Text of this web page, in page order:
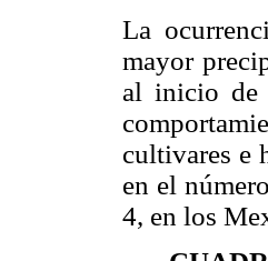
La
mayor
al inicio de
cultivares e
en el
4, en los